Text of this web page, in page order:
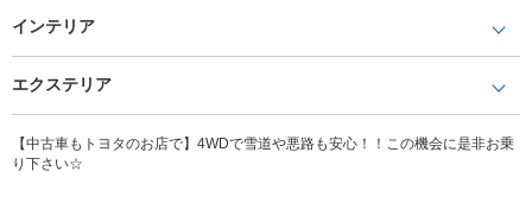
インテリア
エクステリア
【中古車もトヨタのお店で】4WDで雪道や悪路も安心！！この機会に是非お乗
り下さい☆